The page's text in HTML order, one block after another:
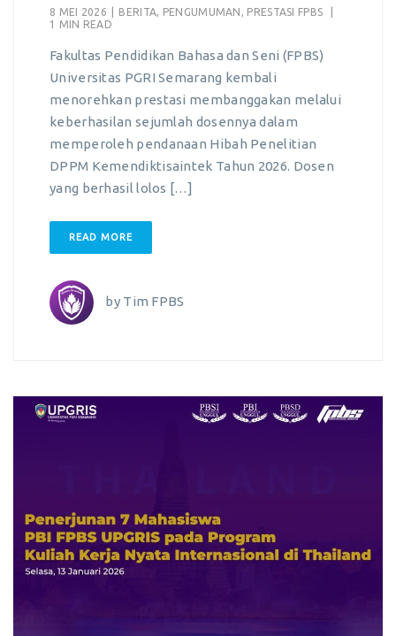
8 MEI 2026 BERITA, PENGUMUMAN , PRESTASI FPBS
1 MIN READ
Fakultas Pendidikan Bahasa dan Seni (FPBS)
Universitas PGRI Semarang kembali
menorehkan prestasi membanggakan melalui
keberhasilan sejumlah dosennya dalam
memperoleh pendanaan Hibah Penelitian
DPPM Kemendiktisaintek Tahun 2026. Dosen
yang berhasil lolos […]
READ MORE
by Tim FPBS